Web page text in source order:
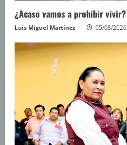
¿Acaso vamos a prohibir vivir?
Luis Miguel Martínez 05/08/2026